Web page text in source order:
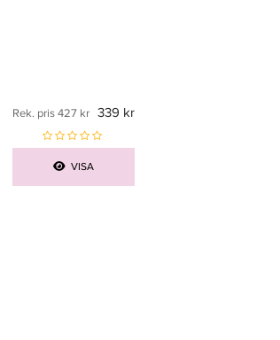
Rek. pris 427 kr 339 kr
VISA